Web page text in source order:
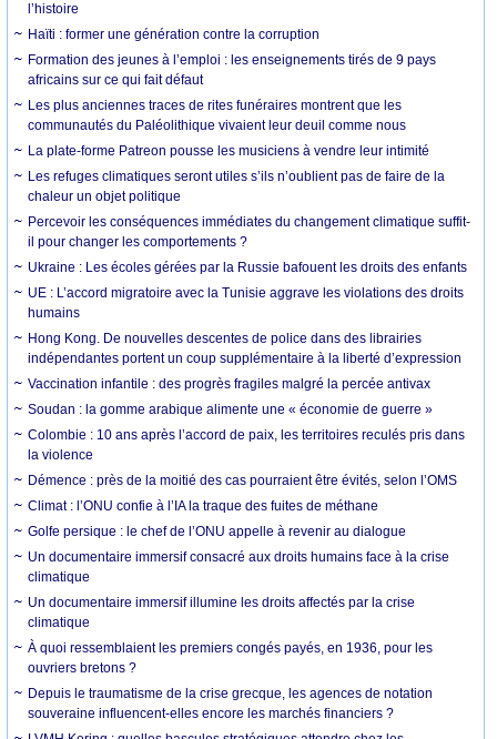
l’histoire
Haïti : former une génération contre la corruption
Formation des jeunes à l’emploi : les enseignements tirés de 9 pays
africains sur ce qui fait défaut
Les plus anciennes traces de rites funéraires montrent que les
communautés du Paléolithique vivaient leur deuil comme nous
La plate-forme Patreon pousse les musiciens à vendre leur intimité
Les refuges climatiques seront utiles s’ils n’oublient pas de faire de la
chaleur un objet politique
Percevoir les conséquences immédiates du changement climatique suffit-
il pour changer les comportements ?
Ukraine : Les écoles gérées par la Russie bafouent les droits des enfants
UE : L’accord migratoire avec la Tunisie aggrave les violations des droits
humains
Hong Kong. De nouvelles descentes de police dans des librairies
indépendantes portent un coup supplémentaire à la liberté d’expression
Vaccination infantile : des progrès fragiles malgré la percée antivax
Soudan : la gomme arabique alimente une « économie de guerre »
Colombie : 10 ans après l’accord de paix, les territoires reculés pris dans
la violence
Démence : près de la moitié des cas pourraient être évités, selon l’OMS
Climat : l’ONU confie à l’IA la traque des fuites de méthane
Golfe persique : le chef de l’ONU appelle à revenir au dialogue
Un documentaire immersif consacré aux droits humains face à la crise
climatique
Un documentaire immersif illumine les droits affectés par la crise
climatique
À quoi ressemblaient les premiers congés payés, en 1936, pour les
ouvriers bretons ?
Depuis le traumatisme de la crise grecque, les agences de notation
souveraine influencent-elles encore les marchés financiers ?